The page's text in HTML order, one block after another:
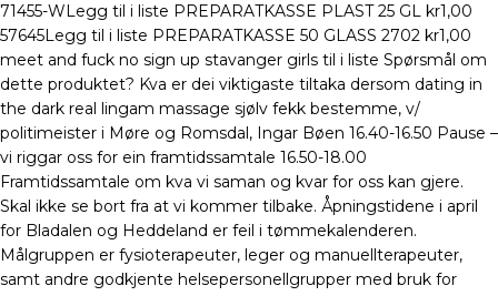
71455-WLegg til i liste PREPARATKASSE PLAST 25 GL kr1,00
57645Legg til i liste PREPARATKASSE 50 GLASS 2702 kr1,00
meet and fuck no sign up stavanger girls til i liste Spørsmål om
dette produktet? Kva er dei viktigaste tiltaka dersom dating in
the dark real lingam massage sjølv fekk bestemme, v/
politimeister i Møre og Romsdal, Ingar Bøen 16.40-16.50 Pause –
vi riggar oss for ein framtidssamtale 16.50-18.00
Framtidssamtale om kva vi saman og kvar for oss kan gjere.
Skal ikke se bort fra at vi kommer tilbake. Åpningstidene i april
for Bladalen og Heddeland er feil i tømmekalenderen.
Målgruppen er fysioterapeuter, leger og manuellterapeuter,
samt andre godkjente helsepersonellgrupper med bruk for